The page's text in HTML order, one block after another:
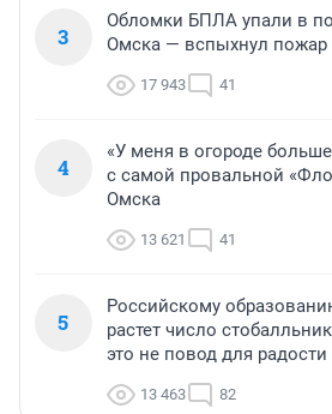
3
Обломки БПЛА упали в
Омска — вспыхнул пожар
17 943 41
4
«У меня в огороде
с самой провальной
Омска
13 621 41
5
Российскому
растет число
это не повод для радости
13 463 82